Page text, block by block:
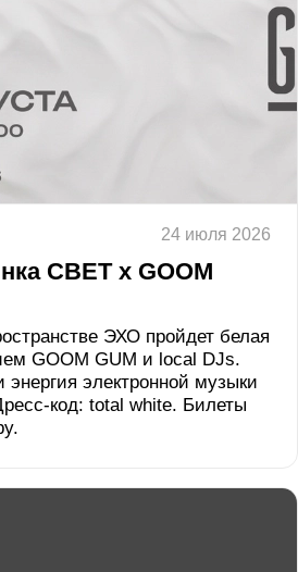
24 июля 2026
СВЕТ x GOOM
ЭХО пройдет белая
GOOM GUM и local DJs.
энергия электронной музыки
код: total white. Билеты